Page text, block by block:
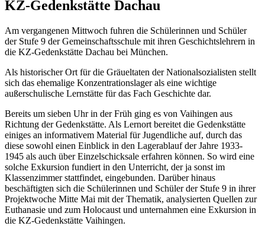
KZ-Gedenkstätte Dachau
Am vergangenen Mittwoch fuhren die Schülerinnen und Schüler
der Stufe 9 der Gemeinschaftsschule mit ihren Geschichtslehrern in
die KZ-Gedenkstätte Dachau bei München.
Als historischer Ort für die Gräueltaten der Nationalsozialisten stellt
sich das ehemalige Konzentrationslager als eine wichtige
außerschulische Lernstätte für das Fach Geschichte dar.
Bereits um sieben Uhr in der Früh ging es von Vaihingen aus
Richtung der Gedenkstätte. Als Lernort bereitet die Gedenkstätte
einiges an informativem Material für Jugendliche auf, durch das
diese sowohl einen Einblick in den Lagerablauf der Jahre 1933-
1945 als auch über Einzelschicksale erfahren können. So wird eine
solche Exkursion fundiert in den Unterricht, der ja sonst im
Klassenzimmer stattfindet, eingebunden. Darüber hinaus
beschäftigten sich die Schülerinnen und Schüler der Stufe 9 in ihrer
Projektwoche Mitte Mai mit der Thematik, analysierten Quellen zur
Euthanasie und zum Holocaust und unternahmen eine Exkursion in
die KZ-Gedenkstätte Vaihingen.